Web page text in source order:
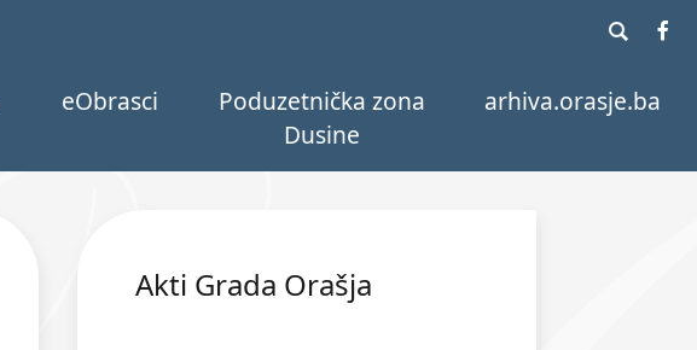
eObrasci
Poduzetnička zona
Dusine
arhiva.orasje.ba
Akti Grada Orašja